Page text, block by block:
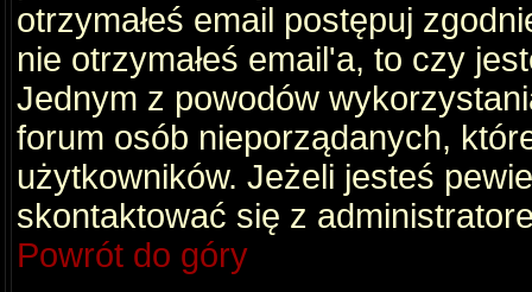
otrzymałeś email postępuj
nie otrzymałeś email'a, to czy
Jednym z powodów
forum osób nieporządanych,
użytkowników. Jeżeli jesteś
skontaktować się z
Powrót do góry